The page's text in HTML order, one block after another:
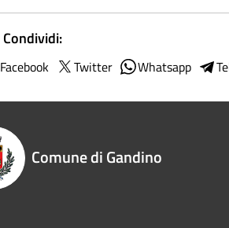
Condividi:
Facebook Twitter Whatsapp
Comune di Gandino